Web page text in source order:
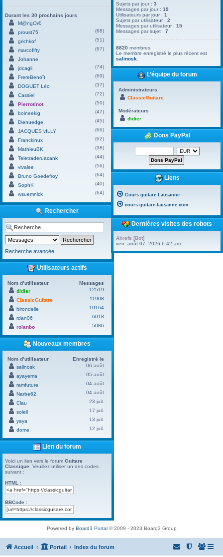
Durant les 30 prochains jours
M@ngOr€
proust75
(68)
grichkof
(51)
marcofifty
(67)
Johanne
jdcagli
(74)
FrereBenoît
(69)
DOGUET Léo
(37)
Cassiel
(72)
Pierrotinot
(50)
boineekig
(47)
Dienuedge
(45)
JACQUES vILLY
(66)
Franckinux
(62)
MathieuBK
(38)
Teletraderuacank
(44)
vivalee
(56)
Bruno Goedefroy
(64)
SophK
(40)
wsuemnick
(64)
Rechercher
Recherche avancée
Utilisateurs actifs
Nom d’utilisateur
Messages
didier
12519
ClassicGuitare
11908
hirondelle
10164
rdan06
6018
rolanbo
5086
Nouveaux membres
Nom d’utilisateur
Enregistré le
salinosk
06 août
ayayema
05 août
ramfuture
04 août
Narbe62
04 août
Clau
23 juil.
soleil
17 juil.
yaya
13 juil.
dome
12 juil.
Lien du forum
Voici un lien vers le forum Guitare
Classique . Veuillez utiliser un des codes
suivant :
HTML :
BBCode :
Sujets par jour :3
Messages par jour :19
Utilisateurs par jour :1
Sujets par utilisateur :2
Messages par utilisateur :15
Messages par sujet :7
8820 membres
Le membre enregistré le plus récent est
salinosk
L’équipe du forum
Administrateurs
ClassicGuitare
Modérateurs
didier
Dons PayPal
Liens
Cours guitare Lausanne
cours-guitare-lausanne.com
Dernières visites des robots
Ahrefs [Bot]
ven. août 07, 2026 6:42 am
Powered by Board3 Portal© 2009 - 2023 Board3 Group
Accueil Portail Index du forum